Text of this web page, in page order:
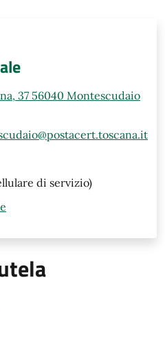
37 56040 Montescudaio
di servizio)